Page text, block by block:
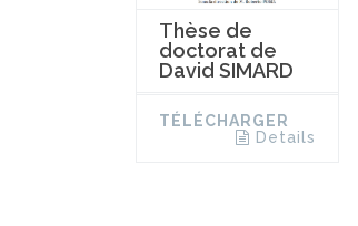
Thèse de
doctorat de
David SIMARD
TÉLÉCHARGER
Details